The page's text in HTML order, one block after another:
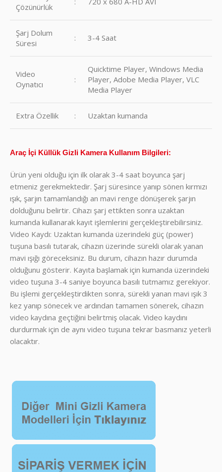
Çözünürlük
Şarj Dolum
Süresi
: 3-4 Saat
Video
Oynatıcı
:
Quicktime Player, Windows Media
Player, Adobe Media Player, VLC
Media Player
Extra Özellik : Uzaktan kumanda
Araç İçi Küllük Gizli Kamera Kullanım Bilgileri:
Ürün yeni olduğu için ilk olarak 3-4 saat boyunca şarj
etmeniz gerekmektedir. Şarj süresince yanıp sönen kırmızı
ışık, şarjın tamamlandığı an mavi renge dönüşerek şarjın
dolduğunu belirtir. Cihazı şarj ettikten sonra uzaktan
kumanda kullanarak kayıt işlemlerini gerçekleştirebilirsiniz.
Video Kaydı: Uzaktan kumanda üzerindeki güç (power)
tuşuna basılı tutarak, cihazın üzerinde sürekli olarak yanan
mavi ışığı göreceksiniz. Bu durum, cihazın hazır durumda
olduğunu gösterir. Kayıta başlamak için kumanda üzerindeki
video tuşuna 3-4 saniye boyunca basılı tutmamız gerekiyor.
Bu işlemi gerçekleştirdikten sonra, sürekli yanan mavi ışık 3
kez yanıp sönecek ve ardından tamamen sönerek, cihazın
video kaydına geçtiğini belirtmiş olacak. Video kaydını
durdurmak için de aynı video tuşuna tekrar basmanız yeterli
olacaktır.